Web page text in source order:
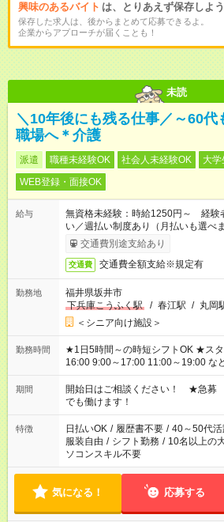
興味のあるバイト は、とりあえず保存しよ
保存した求人は、後からまとめて応募できるよ。
企業からアプローチが届くことも！
未読
＼10年後にも残る仕事／～60代
職場へ＊介護
派遣 職種未経験OK 社会人未経験OK 大学
WEB登録・面接OK
給与
無資格未経験：時給1250円～ 経
い／週払い制度あり（月払いも選べ
完了次第のお支払いとなります。
交通費別途支給あり
交通費 交通費全額支給※規定有
勤務地
福井県坂井市
下兵庫こうふく駅
/ 春江駅 / 丸岡
＜シニア向け施設＞
勤務時間
★1日5時間～の時短シフトOK ★スタート時間選べます！ 7:00～
16:00 9:00～17:00 11:00～19:00 など 残業な
場合、他のお仕事と合わせ週40時間
ん ※法令に基づき、週20時間以上勤
となります ※労働者派遣法（日雇い
短時間・短期間の就業はご案内が難
期間
開始日はご相談ください！ ★急募
でも働けます！
特徴 日払いOK / 履歴書不要 / 40～50代活
服装自由 / シフト勤務 / 10名以上の
ソコンスキル不要
気になる！ 応募する